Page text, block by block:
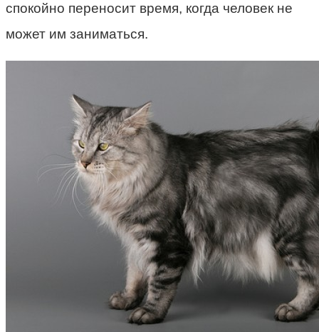
спокойно переносит время, когда человек не
может им заниматься.